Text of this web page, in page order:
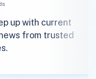
up with current
from trusted